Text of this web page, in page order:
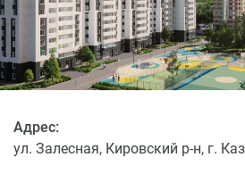
Адрес:
ул. Залесная, Кировский р-н, г.